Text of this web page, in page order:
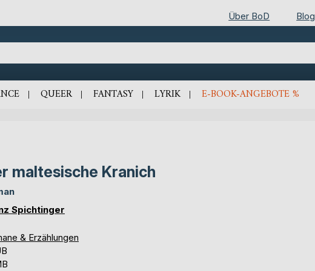
Über BoD Blog
QUEER FANTASY LYRIK E-BOOK-ANGEBOTE %
maltesische Kranich
Spichtinger
& Erzählungen